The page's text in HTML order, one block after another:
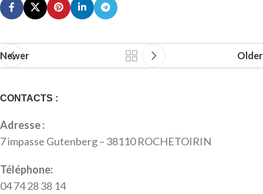
Newer Older
CONTACTS :
Adresse :
7 impasse Gutenberg – 38110 ROCHETOIRIN
Téléphone:
04 74 28 38 14